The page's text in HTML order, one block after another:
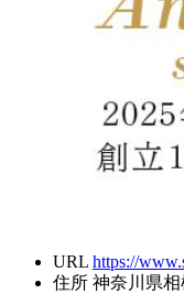
URL https://
住所 神奈川県相